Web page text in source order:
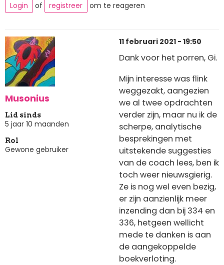
Login of registreer om te reageren
Musonius
Lid sinds
5 jaar 10 maanden
Rol
Gewone gebruiker
11 februari 2021 - 19:50
Dank voor het porren, Gi.
Mijn interesse was flink
weggezakt, aangezien
we al twee opdrachten
verder zijn, maar nu ik de
scherpe, analytische
besprekingen met
uitstekende suggesties
van de coach lees, ben ik
toch weer nieuwsgierig.
Ze is nog wel even bezig,
er zijn aanzienlijk meer
inzending dan bij 334 en
336, hetgeen wellicht
mede te danken is aan
de aangekoppelde
boekverloting.